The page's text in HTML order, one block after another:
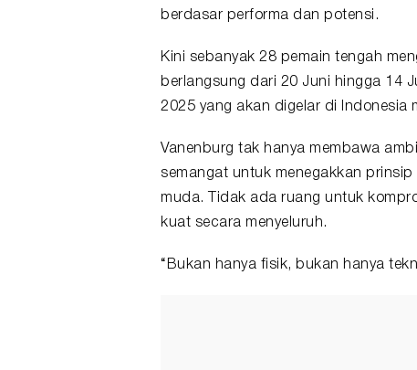
berdasar performa dan potensi.
Kini sebanyak 28 pemain tengah
berlangsung dari 20 Juni hingga 14
2025 yang akan digelar di Indonesia
Vanenburg tak hanya membawa
semangat untuk menegakkan
muda. Tidak ada ruang untuk
kuat secara menyeluruh.
“Bukan hanya fisik, bukan hanya